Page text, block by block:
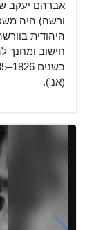
ורשה) היה
היהודית
חישוב ומחנך
(אנ').